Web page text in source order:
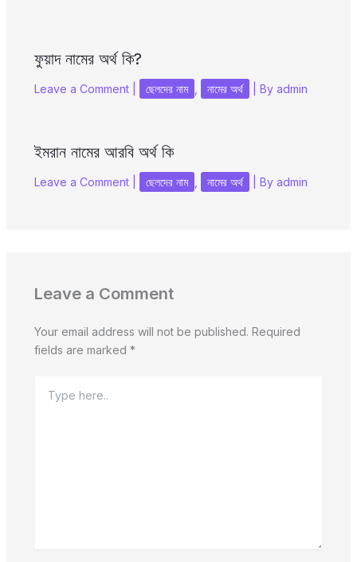
ফুয়াদ নামের অর্থ কি?
Leave a Comment ছেলদের নাম নামের অর্থ | By admin
ইমরান নামের আরবি অর্থ কি
Leave a Comment ছেলদের নাম নামের অর্থ | By admin
Leave a Comment
Your email address will not be published. Required
fields are marked *
here..